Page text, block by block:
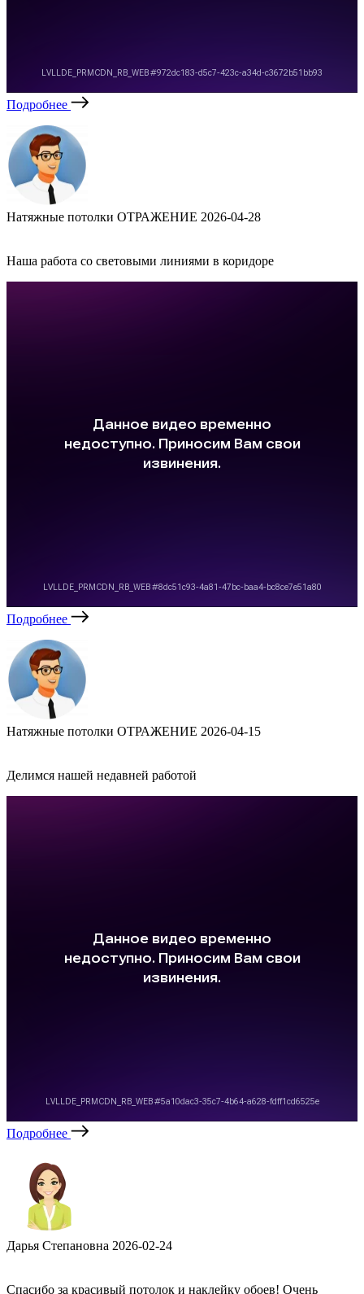
Подробнее
Натяжные потолки ОТРАЖЕНИЕ 2026-04-28
Наша работа со световыми линиями в коридоре
Подробнее
Натяжные потолки ОТРАЖЕНИЕ 2026-04-15
Делимся нашей недавней работой
Подробнее
Дарья Степановна 2026-02-24
Спасибо за красивый потолок и наклейку обоев! Очень